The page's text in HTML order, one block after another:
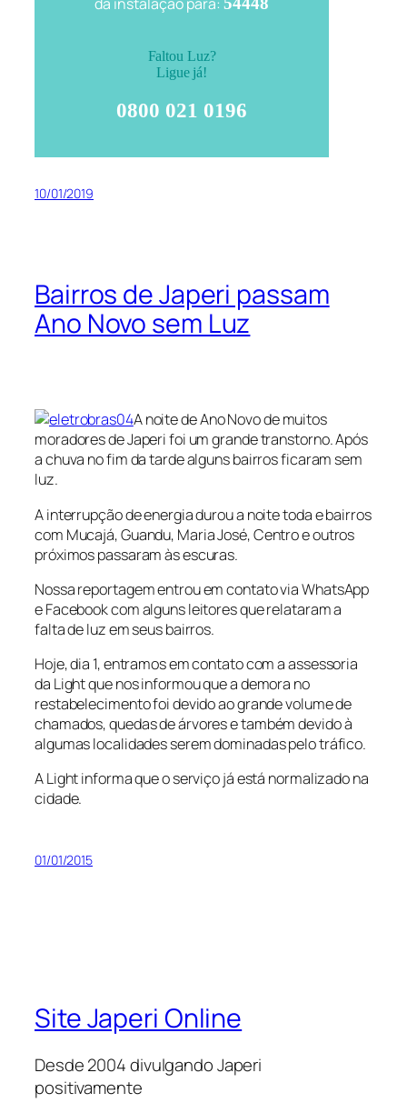
Faltou Luz?
Ligue já!
0800 021 0196
10/01/2019
Bairros de Japeri passam
Ano Novo sem Luz
A noite de Ano Novo de muitos
moradores de Japeri foi um grande transtorno. Após
a chuva no fim da tarde alguns bairros ficaram sem
luz.
A interrupção de energia durou a noite toda e bairros
com Mucajá, Guandu, Maria José, Centro e outros
próximos passaram às escuras.
Nossa reportagem entrou em contato via WhatsApp
e Facebook com alguns leitores que relataram a
falta de luz em seus bairros.
Hoje, dia 1, entramos em contato com a assessoria
da Light que nos informou que a demora no
restabelecimento foi devido ao grande volume de
chamados, quedas de árvores e também devido à
algumas localidades serem dominadas pelo tráfico.
A Light informa que o serviço já está normalizado na
cidade.
01/01/2015
Site Japeri Online
Desde 2004 divulgando Japeri
positivamente